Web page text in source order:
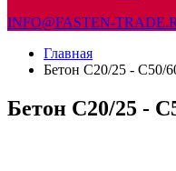
INFO@FASTEN-
Главная
Бетон C20/25 - C50/
Бетон C20/25 -